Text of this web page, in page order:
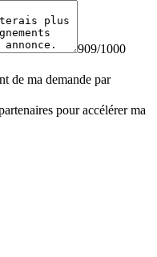
909/1000
de ma demande par
pour accélérer ma